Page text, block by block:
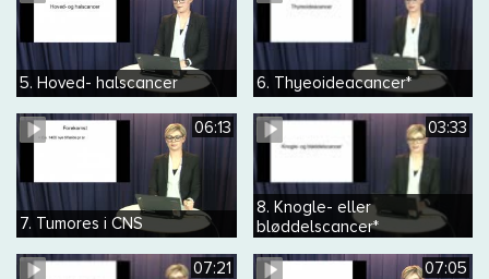
5. Hoved- halscancer 6. Thyeoideacancer*
06:13
7. Tumores i CNS
03:33
8. Knogle- eller
bløddelscancer*
07:21 07:05